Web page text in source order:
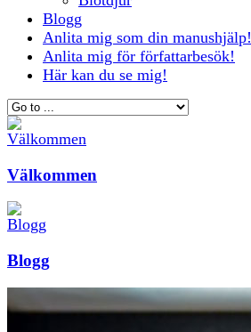
Blogg
Anlita mig som din manushjälp!
Anlita mig för författarbesök!
Här kan du se mig!
Välkommen
Blogg